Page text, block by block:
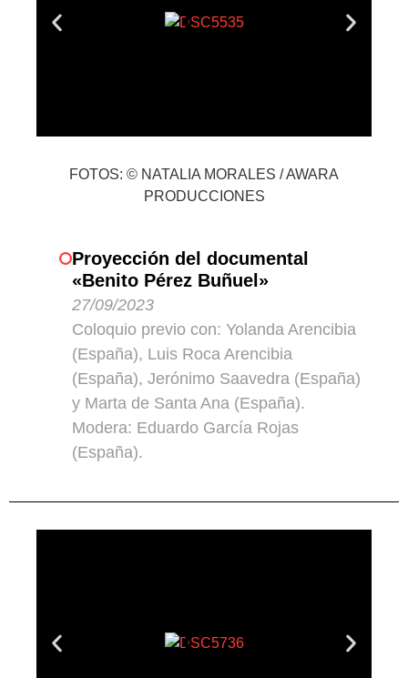
FOTOS: © NATALIA MORALES / AWARA
PRODUCCIONES
Proyección del documental
«Benito Pérez Buñuel»
27/09/2023
Coloquio previo con: Yolanda Arencibia
(España), Luis Roca Arencibia
(España), Jerónimo Saavedra (España)
y Marta de Santa Ana (España).
Modera: Eduardo García Rojas
(España).